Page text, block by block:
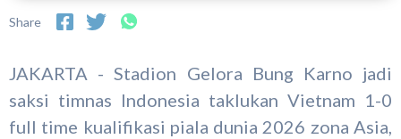
Share
JAKARTA - Stadion Gelora Bung Karno jadi
saksi timnas Indonesia taklukan Vietnam 1-0
full time kualifikasi piala dunia 2026 zona Asia,